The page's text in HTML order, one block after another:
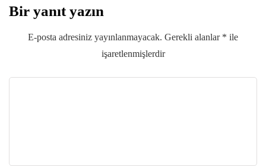
Bir yanıt yazın
E-posta adresiniz yayınlanmayacak. Gerekli alanlar * ile
işaretlenmişlerdir